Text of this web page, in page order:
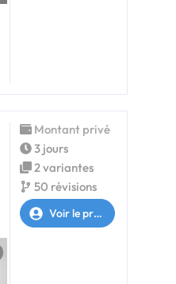
Montant privé
3 jours
2 variantes
50 révisions
Voir le profil